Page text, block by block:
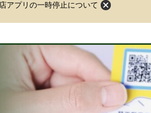
アプリの一時停止について